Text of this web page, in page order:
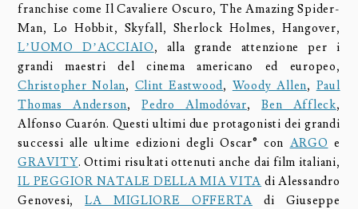
franchise come Il Cavaliere Oscuro, The Amazing Spider-
Man, Lo Hobbit, Skyfall, Sherlock Holmes, Hangover,
L’UOMO D’ACCIAIO, alla grande attenzione per i
grandi maestri del cinema americano ed europeo,
Christopher Nolan, Clint Eastwood, Woody Allen, Paul
Thomas Anderson,Pedro Almodóvar,Ben Affleck,
Alfonso Cuarón. Questi ultimi due protagonisti dei grandi
successi alle ultime edizioni degli Oscar® con ARGO e
GRAVITY. Ottimi risultati ottenuti anche dai film italiani,
IL PEGGIOR NATALE DELLA MIA VITA di Alessandro
Genovesi,LA MIGLIORE OFFERTA di Giuseppe